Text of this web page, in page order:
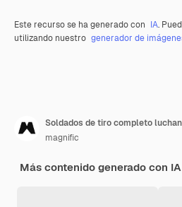
Este recurso se ha generado con IA.
utilizando nuestro generador de
Soldados de tiro completo
magnific
Más contenido generado con